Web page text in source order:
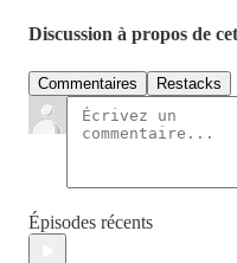
Discussion à propos de
Commentaires Restacks
Épisodes récents